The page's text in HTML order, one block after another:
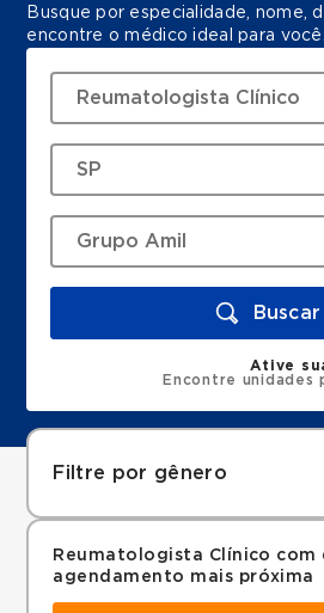
Busque por especialidade, nome,
encontre o médico ideal para você.
Buscar
Ative
Encontre unidades
Filtre por gênero
Reumatologista Clínico com
agendamento mais próxima